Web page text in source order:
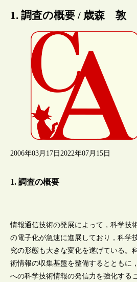
1. 調査の概要 / 歳森 敦
2006年03月17日 2022年07月15日
1. 調査の概要
情報通信技術の発展によって，科学技
の電子化が急速に進展しており，科学
究の形態も大きな変化を遂げている。
術情報の収集基盤を整備するとともに
への科学技術情報の発信力を強化する